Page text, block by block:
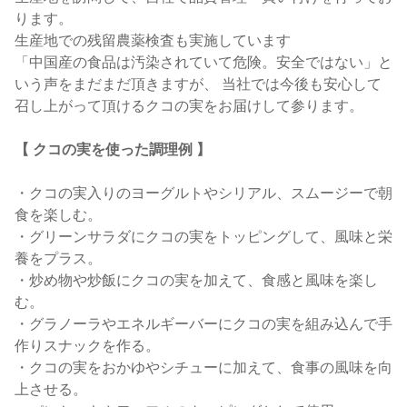
ります。
生産地での残留農薬検査も実施しています
「中国産の食品は汚染されていて危険。安全ではない」と
いう声をまだまだ頂きますが、 当社では今後も安心して
召し上がって頂けるクコの実をお届けして参ります。
【 クコの実を使った調理例 】
・クコの実入りのヨーグルトやシリアル、スムージーで朝
食を楽しむ。
・グリーンサラダにクコの実をトッピングして、風味と栄
養をプラス。
・炒め物や炒飯にクコの実を加えて、食感と風味を楽し
む。
・グラノーラやエネルギーバーにクコの実を組み込んで手
作りスナックを作る。
・クコの実をおかゆやシチューに加えて、食事の風味を向
上させる。